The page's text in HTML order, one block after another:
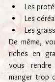
Les
Les
Les
De même,
riches en
vous
manger trop